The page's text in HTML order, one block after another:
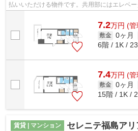
払いいただける物件です。共用部にはエレベー
備わっておりとても充実しています。...
7.2万円 (管
敷金 0ヶ月
6階 / 1K /
7.4万円 (管
敷金 0ヶ月
15階 / 1K /
賃貸 | マンション セレニテ福島アリ